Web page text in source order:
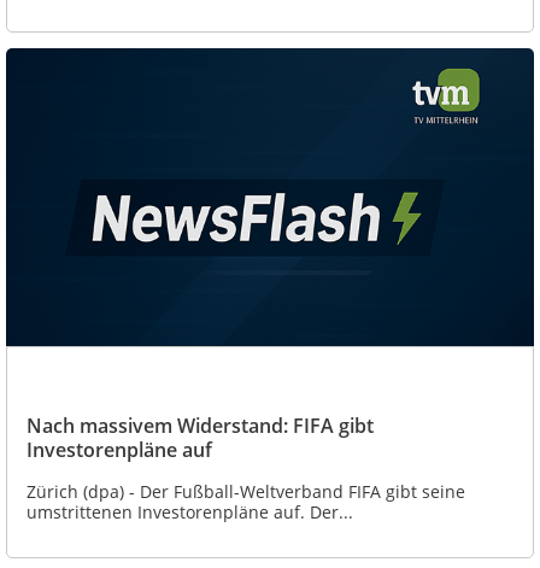
Nach massivem Widerstand: FIFA gibt
Investorenpläne auf
Zürich (dpa) - Der Fußball-Weltverband FIFA gibt seine
umstrittenen Investorenpläne auf. Der...